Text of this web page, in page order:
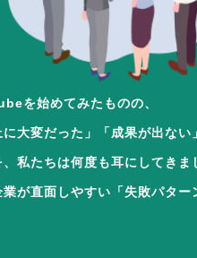
を始めてみたものの、
に大変だった」「成果が出ない
私たちは何度も耳にしてきま
業が直面しやすい「失敗パター